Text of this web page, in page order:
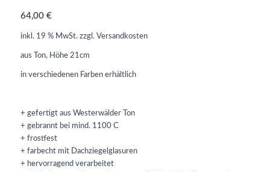
64,00 €
inkl. 19 % MwSt. zzgl. Versandkosten
aus Ton, Höhe 21cm
in verschiedenen Farben erhältlich
+ gefertigt aus Westerwälder Ton
+ gebrannt bei mind. 1100 C
+ frostfest
+ farbecht mit Dachziegelglasuren
+ hervorragend verarbeitet